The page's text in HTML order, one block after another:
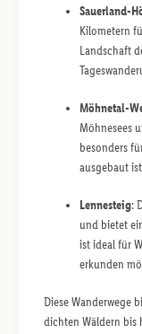
Sauerland-
Kilometern
Landschaft
Möhnetal-
Möhnesees
besonders
ausgebaut
Lennesteig:
und bietet
ist ideal für
erkunden
Diese Wanderwege
dichten Wäldern bis